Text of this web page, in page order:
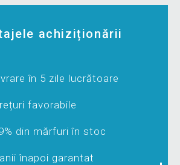
achiziționării
în 5 zile lucrătoare
favorabile
din mărfuri în stoc
înapoi garantat